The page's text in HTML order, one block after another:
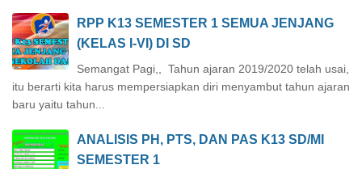
RPP K13 SEMESTER 1 SEMUA JENJANG
(KELAS I-VI) DI SD
Semangat Pagi,, Tahun ajaran 2019/2020 telah usai,
itu berarti kita harus mempersiapkan diri menyambut tahun ajaran
baru yaitu tahun...
ANALISIS PH, PTS, DAN PAS K13 SD/MI
SEMESTER 1